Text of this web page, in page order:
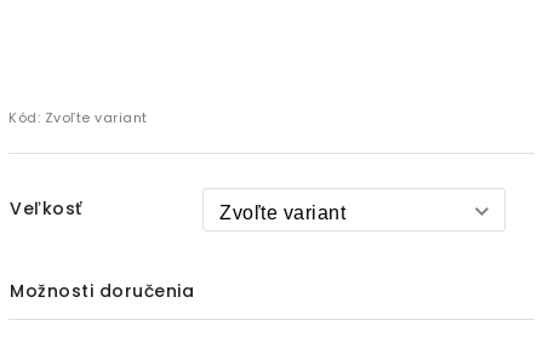
Kód: Zvoľte variant
Veľkosť
Možnosti doručenia